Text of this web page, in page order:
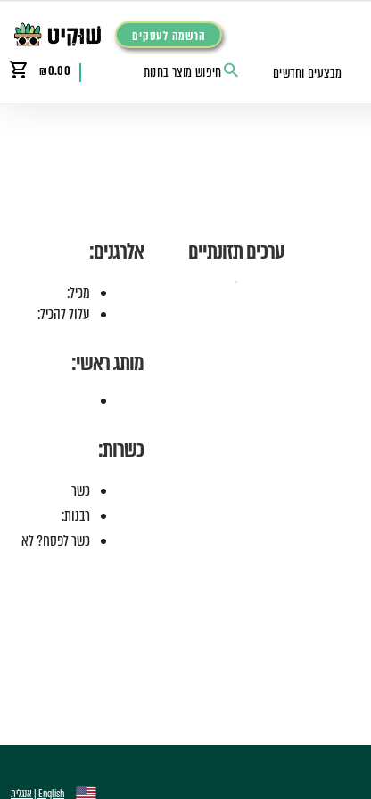
הרשמה לעסקים
מבצעים וחדשים ₪0.00
ערכים תזונתיים אלרגנים:
מכיל:
עלול להכיל:
מותג ראשי:
כשרות:
כשר
רבנות:
כשר לפסח? לא
English | אנגלית